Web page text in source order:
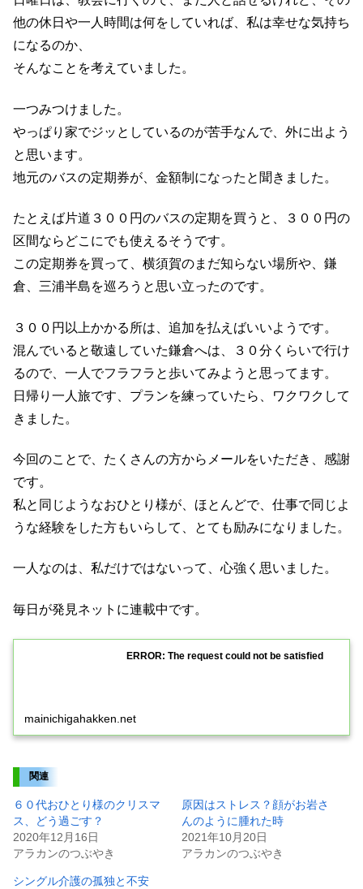
他の休日や一人時間は何をしていれば、私は幸せな気持ち
になるのか、
そんなことを考えていました。
一つみつけました。
やっぱり家でジッとしているのが苦手なんで、外に出よう
と思います。
地元のバスの定期券が、金額制になったと聞きました。
たとえば片道３００円のバスの定期を買うと、３００円の
区間ならどこにでも使えるそうです。
この定期券を買って、横須賀のまだ知らない場所や、鎌
倉、三浦半島を巡ろうと思い立ったのです。
３００円以上かかる所は、追加を払えばいいようです。
混んでいると敬遠していた鎌倉へは、３０分くらいで行け
るので、一人でフラフラと歩いてみようと思ってます。
日帰り一人旅です、プランを練っていたら、ワクワクして
きました。
今回のことで、たくさんの方からメールをいただき、感謝
です。
私と同じようなおひとり様が、ほとんどで、仕事で同じよ
うな経験をした方もいらして、とても励みになりました。
一人なのは、私だけではないって、心強く思いました。
毎日が発見ネットに連載中です。
ERROR: The request could not be satisfied
mainichigahakken.net
関連
６０代おひとり様のクリスマ
ス、どう過ごす？
2020年12月16日
アラカンのつぶやき
原因はストレス？顔がお岩さ
んのように腫れた時
2021年10月20日
アラカンのつぶやき
シングル介護の孤独と不安